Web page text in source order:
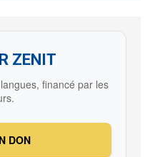
ZENIT
financé par les
DON